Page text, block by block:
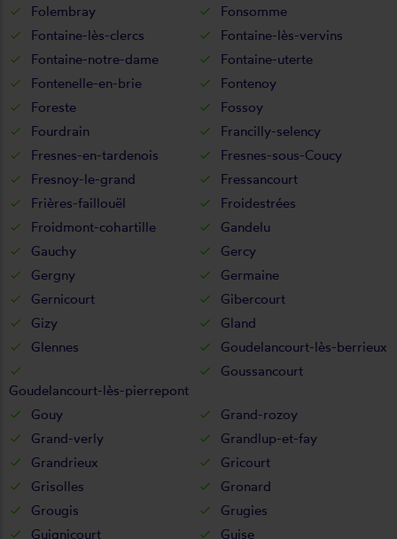
Folembray
Fonsomme
Fontaine-lès-clercs
Fontaine-lès-vervins
Fontaine-notre-dame
Fontaine-uterte
Fontenelle-en-brie
Fontenoy
Foreste
Fossoy
Fourdrain
Francilly-selency
Fresnes-en-tardenois
Fresnes-sous-Coucy
Fresnoy-le-grand
Fressancourt
Frières-faillouël
Froidestrées
Froidmont-cohartille
Gandelu
Gauchy
Gercy
Gergny
Germaine
Gernicourt
Gibercourt
Gizy
Gland
Glennes
Goudelancourt-lès-berrieux
Goudelancourt-lès-pierrepont
Goussancourt
Gouy
Grand-rozoy
Grand-verly
Grandlup-et-fay
Grandrieux
Gricourt
Grisolles
Gronard
Grougis
Grugies
Guignicourt
Guise